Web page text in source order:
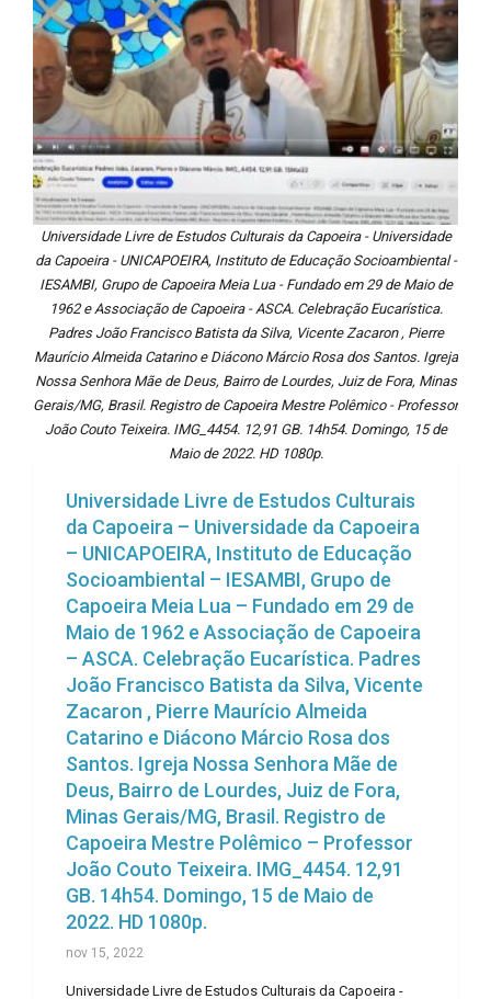
Universidade Livre de Estudos Culturais da Capoeira - Universidade
da Capoeira - UNICAPOEIRA, Instituto de Educação Socioambiental -
IESAMBI, Grupo de Capoeira Meia Lua - Fundado em 29 de Maio de
1962 e Associação de Capoeira - ASCA. Celebração Eucarística.
Padres João Francisco Batista da Silva, Vicente Zacaron , Pierre
Maurício Almeida Catarino e Diácono Márcio Rosa dos Santos. Igreja
Nossa Senhora Mãe de Deus, Bairro de Lourdes, Juiz de Fora, Minas
Gerais/MG, Brasil. Registro de Capoeira Mestre Polêmico - Professor
João Couto Teixeira. IMG_4454. 12,91 GB. 14h54. Domingo, 15 de
Maio de 2022. HD 1080p.
Universidade Livre de Estudos Culturais
da Capoeira – Universidade da Capoeira
– UNICAPOEIRA, Instituto de Educação
Socioambiental – IESAMBI, Grupo de
Capoeira Meia Lua – Fundado em 29 de
Maio de 1962 e Associação de Capoeira
– ASCA. Celebração Eucarística. Padres
João Francisco Batista da Silva, Vicente
Zacaron , Pierre Maurício Almeida
Catarino e Diácono Márcio Rosa dos
Santos. Igreja Nossa Senhora Mãe de
Deus, Bairro de Lourdes, Juiz de Fora,
Minas Gerais/MG, Brasil. Registro de
Capoeira Mestre Polêmico – Professor
João Couto Teixeira. IMG_4454. 12,91
GB. 14h54. Domingo, 15 de Maio de
2022. HD 1080p.
nov 15, 2022
Universidade Livre de Estudos Culturais da Capoeira -